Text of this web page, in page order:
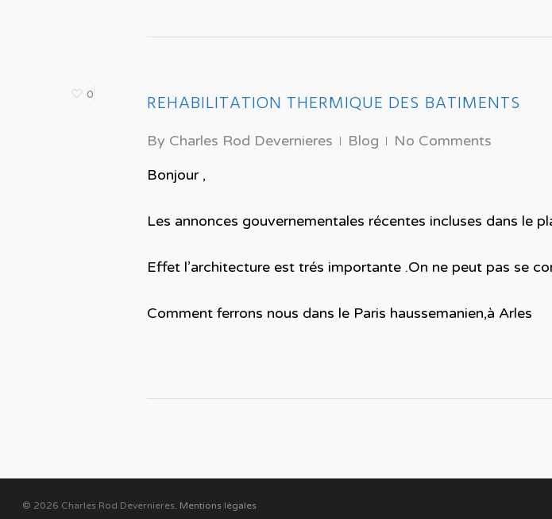
0 REHABILITATION THERMIQUE DES BATIMENTS
By Charles Rod Devernieres Blog
No Comments
Bonjour ,
Les annonces gouvernementales récentes incluses dans le
Effet l’architecture est trés importante .On ne peut pas se
Comment ferrons nous dans le Paris haussemanien,à Arles
© 2026 Charles Rod Devernieres. Mentions légales